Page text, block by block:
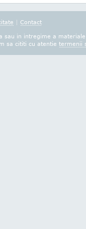
| Contact
sau in intregime a
sa cititi cu atentie termenii